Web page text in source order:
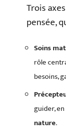
Trois
pensée,
Soins
rôle
besoins,
guider, en
nature.